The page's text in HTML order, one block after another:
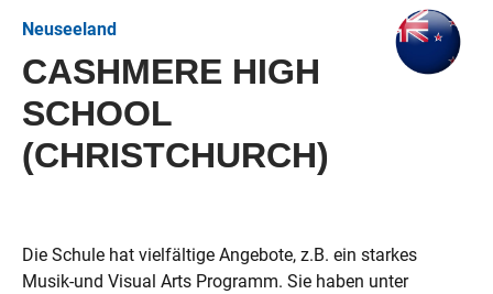
Neuseeland
CASHMERE HIGH
SCHOOL
(CHRISTCHURCH)
Die Schule hat vielfältige Angebote, z.B. ein starkes
Musik-und Visual Arts Programm. Sie haben unter